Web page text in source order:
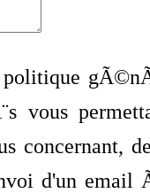
vous
concernant,
d'un